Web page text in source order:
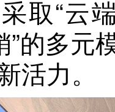
取“云
”的多元
活力。